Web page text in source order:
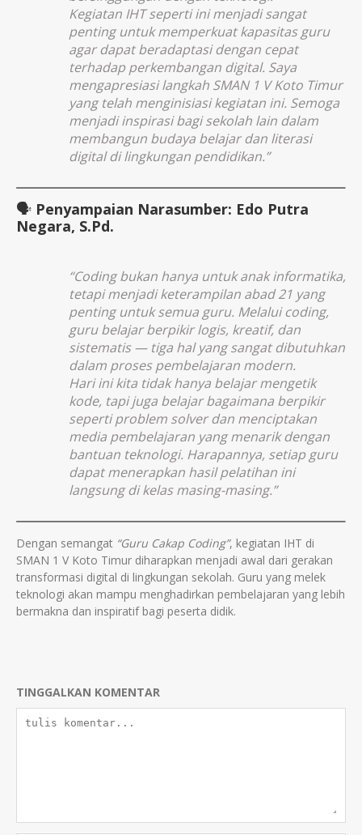
Kegiatan IHT seperti ini menjadi sangat
penting untuk memperkuat kapasitas guru
agar dapat beradaptasi dengan cepat
terhadap perkembangan digital. Saya
mengapresiasi langkah SMAN 1 V Koto Timur
yang telah menginisiasi kegiatan ini. Semoga
menjadi inspirasi bagi sekolah lain dalam
membangun budaya belajar dan literasi
digital di lingkungan pendidikan.”
🗣️ Penyampaian Narasumber: Edo Putra
Negara, S.Pd.
“Coding bukan hanya untuk anak informatika,
tetapi menjadi keterampilan abad 21 yang
penting untuk semua guru. Melalui coding,
guru belajar berpikir logis, kreatif, dan
sistematis — tiga hal yang sangat dibutuhkan
dalam proses pembelajaran modern.
Hari ini kita tidak hanya belajar mengetik
kode, tapi juga belajar bagaimana berpikir
sepertiproblem solverdan menciptakan
media pembelajaran yang menarik dengan
bantuan teknologi. Harapannya, setiap guru
dapat menerapkan hasil pelatihan ini
langsung di kelas masing-masing.”
Dengan semangat “Guru Cakap Coding”, kegiatan IHT di
SMAN 1 V Koto Timur diharapkan menjadi awal dari gerakan
transformasi digital di lingkungan sekolah. Guru yang melek
teknologi akan mampu menghadirkan pembelajaran yang lebih
bermakna dan inspiratif bagi peserta didik.
TINGGALKAN KOMENTAR